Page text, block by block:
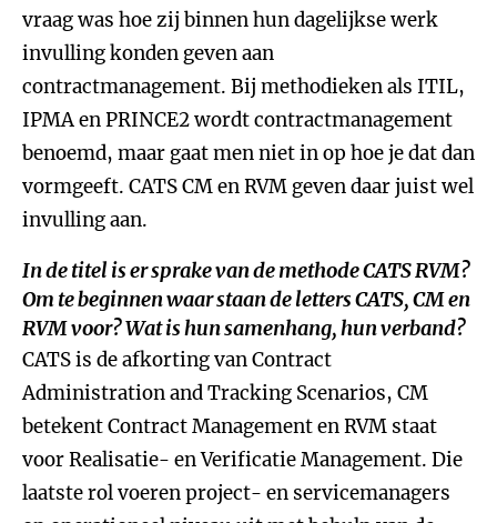
vraag was hoe zij binnen hun dagelijkse werk
invulling konden geven aan
contractmanagement. Bij methodieken als ITIL,
IPMA en PRINCE2 wordt contractmanagement
benoemd, maar gaat men niet in op hoe je dat dan
vormgeeft. CATS CM en RVM geven daar juist wel
invulling aan.
In de titel is er sprake van de methode CATS RVM?
Om te beginnen waar staan de letters CATS, CM en
RVM voor? Wat is hun samenhang, hun verband?
CATS is de afkorting van Contract
Administration and Tracking Scenarios, CM
betekent Contract Management en RVM staat
voor Realisatie- en Verificatie Management. Die
laatste rol voeren project- en servicemanagers